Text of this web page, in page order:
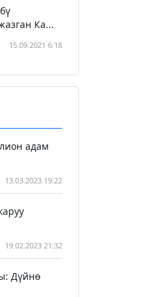
Ка...
15.09.2021 6:18
адам
13.03.2023 19:22
19.02.2023 21:32
Дүйнө